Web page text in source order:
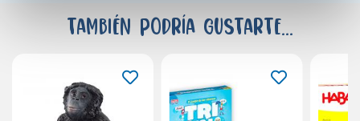
También podría gustarte...